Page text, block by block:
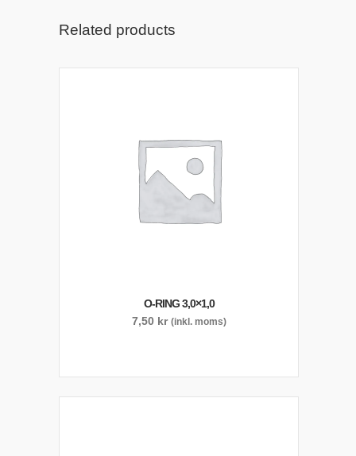
Related products
O-RING 3,0×1,0
7,50 kr (inkl. moms)